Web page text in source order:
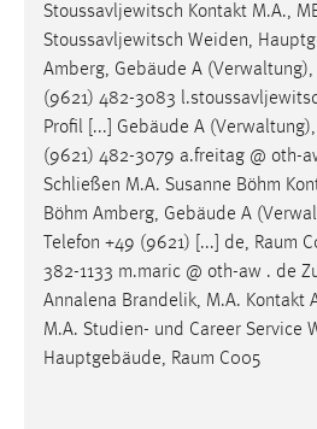
Stoussavljewitsch Kontakt M.A.,
Stoussavljewitsch Weiden,
Amberg, Gebäude A (Verwaltung),
(9621) 482-3083
Profil [...] Gebäude A (Verwaltung),
(9621) 482-3079 a.freitag @ oth-
Schließen M.A. Susanne Böhm
Böhm Amberg, Gebäude A
Telefon +49 (9621) [...] de, Raum
382-1133 m.maric @ oth-aw . de
Annalena Brandelik, M.A. Kontakt
M.A. Studien- und Career Service
Hauptgebäude, Raum C005